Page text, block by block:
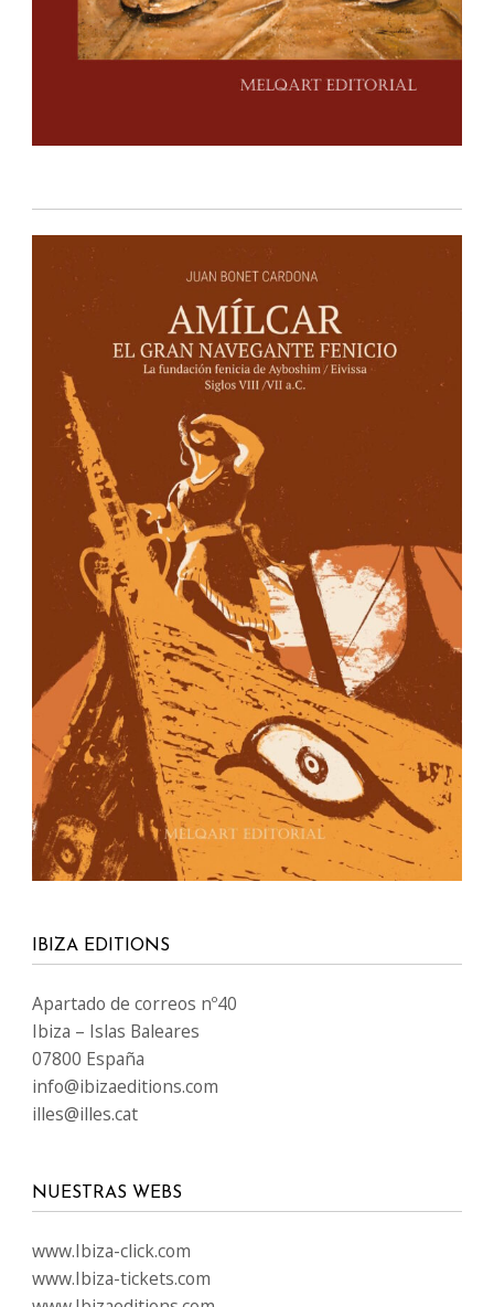
IBIZA EDITIONS
Apartado de correos nº40
Ibiza – Islas Baleares
07800 España
info@ibizaeditions.com
illes@illes.cat
NUESTRAS WEBS
www.Ibiza-click.com
www.Ibiza-tickets.com